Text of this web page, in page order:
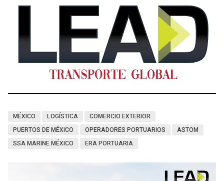
MÉXICO LOGÍSTICA
COMERCIO EXTERIOR
PUERTOS DE MÉXICO
OPERADORES PORTUARIOS
ASTOM
SSA MARINE MÉXICO
ERA PORTUARIA